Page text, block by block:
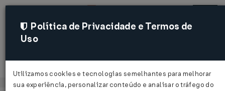
Acessar
Política de Privacidade e Termos de
Uso
Utilizamos cookies e tecnologias semelhantes para melhorar
sua experiência, personalizar conteúdo e analisar o tráfego do